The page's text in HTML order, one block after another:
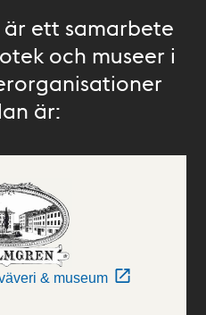
ett samarbete
och museer i
är:
& museum